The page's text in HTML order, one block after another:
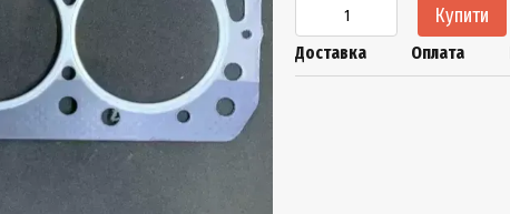
Купити
Доставка Оплата